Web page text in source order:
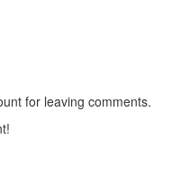
for leaving comments.